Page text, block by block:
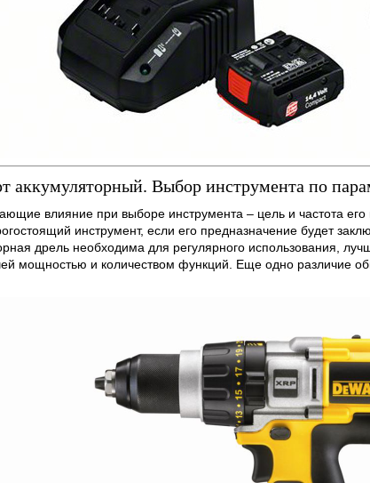
аккумуляторный. Выбор инструмента по
влияние при выборе инструмента – цель и частота его
инструмент, если его предназначение будет
дрель необходима для регулярного использования,
мощностью и количеством функций. Еще одно различие